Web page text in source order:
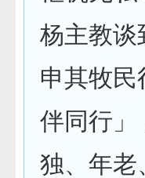
杨主教谈
申其牧
伴同行」
独、年老